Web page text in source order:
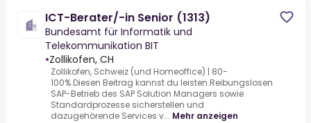
ICT-Berater/-in Senior (1313)
Bundesamt für Informatik und
Telekommunikation BIT
•Zollikofen, CH
Zollikofen, Schweiz (und Homeoffice) | 80-
100%.Diesen Beitrag kannst du leisten.Reibungslosen
SAP-Betrieb des SAP Solution Managers sowie
Standardprozesse sicherstellen und
dazugehörende Services v... Mehr anzeigen